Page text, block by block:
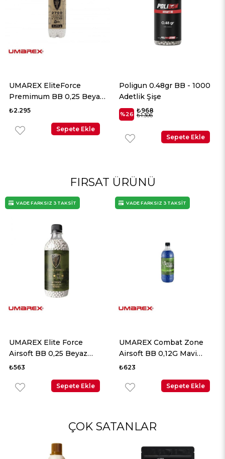
UMAREX EliteForce
Premimum BB 0,25 Beyaz
2700 Adet
₺2.295
Sepete Ekle
Poligun 0.48gr BB - 1000
Adetlik Şişe
%26 ₺968
₺1.306
Sepete Ekle
FIRSAT ÜRÜNÜ
UMAREX Elite Force
Airsoft BB 0,25 Beyaz
2700 Adet
₺563
Sepete Ekle
VADE FARKSIZ 3 TAKSİT
UMAREX Combat Zone
Airsoft BB 0,12G Mavi
5000 Adet
₺623
Sepete Ekle
VADE FARKSIZ 3 TAKSİT
ÇOK SATANLAR